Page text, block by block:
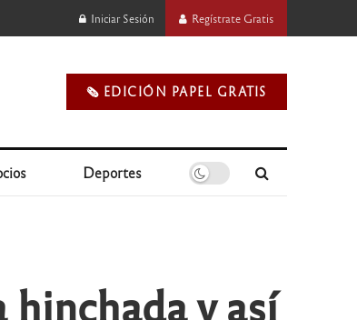
Iniciar Sesión Regístrate Gratis
🗞️ EDICIÓN PAPEL GRATIS
Deportes
y así